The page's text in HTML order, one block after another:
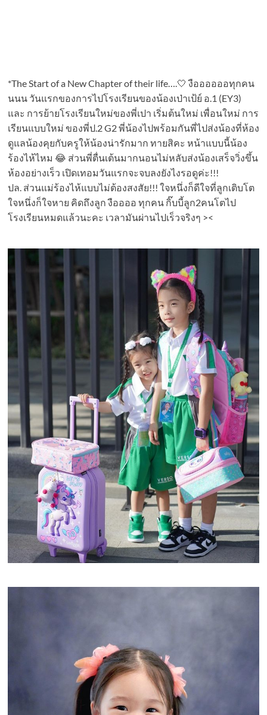
*The Start of a New Chapter of their life….🤍 งืออออออทุกคน
นนน วันแรกของการไปโรงเรียนของน้องเป่าเป้ย์ อ.1 (EY3)
และ การย้ายโรงเรียนใหม่ของพี่เปา เริ่มต้นใหม่ เพื่อนใหม่ การ
เรียนแบบใหม่ ของพี่ป.2 G2 พี่น้องไปพร้อมกันพี่ไปส่งน้องที่ห้อง
ดูแลน้องคุยกับครูให้น้องน่ารักมาก ทายสิคะ หน้าแบบนี้น้อง
ร้องไห้ไหม 😂 ส่วนพี่ตื่นเต้นมากนอนไม่หลับส่งน้องเสร็จวิ่งขึ้น
ห้องอย่างเร็ว เปิดเทอมวันแรกจะจบลงยังไงรอดูค่ะ!!!
ปล. ส่วนแม่ร้องไห้แบบไม่ต้องสงสัย!!! ใจหนึ่งก็ดีใจที่ลูกเติบโต
ใจหนึ่งก็ใจหาย คิดถึงลูก งืออออ ทุกคน กิ๊บบี้ลูก2คนโตไป
โรงเรียนหมดแล้วนะคะ เวลามันผ่านไปเร็วจริงๆ ><